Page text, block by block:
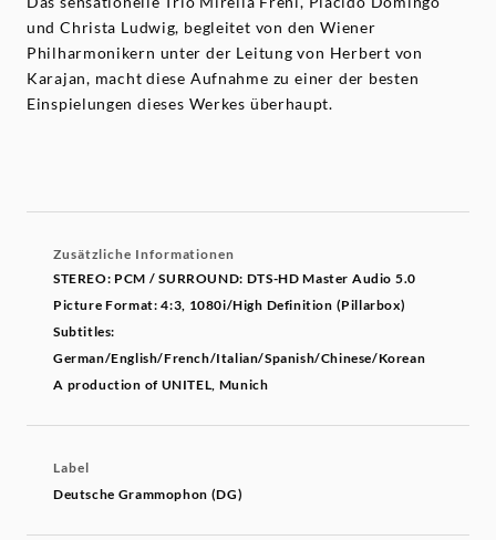
und Christa Ludwig, begleitet von den Wiener
Philharmonikern unter der Leitung von Herbert von
Karajan, macht diese Aufnahme zu einer der besten
Einspielungen dieses Werkes überhaupt.
Zusätzliche Informationen
STEREO: PCM / SURROUND: DTS-HD Master Audio 5.0
Picture Format: 4:3, 1080i/High Definition (Pillarbox)
Subtitles:
German/English/French/Italian/Spanish/Chinese/Korean
A production of UNITEL, Munich
Label
Deutsche Grammophon (DG)